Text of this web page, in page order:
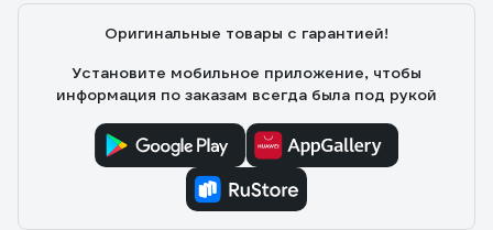
Оригинальные товары с гарантией!
Установите мобильное приложение, чтобы
информация по заказам всегда была под рукой